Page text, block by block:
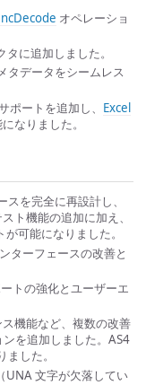
オペレーショ
タに追加しました。
タデータをシームレス
ポートを追加し、 Excel
なりました。
を完全に再設計し、
ト機能の追加に加え、
可能になりました。
ターフェースの改善と
トの強化とユーザーエ
機能など、複数の改善
を追加しました。AS4
した。
UNA 文字が欠落してい